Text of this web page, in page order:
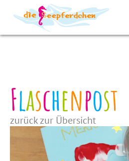
Flaschenpost
zurück zur Übersicht